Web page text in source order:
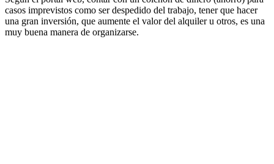
casos imprevistos como ser despedido del trabajo, tener que hacer
una gran inversión, que aumente el valor del alquiler u otros, es una
muy buena manera de organizarse.